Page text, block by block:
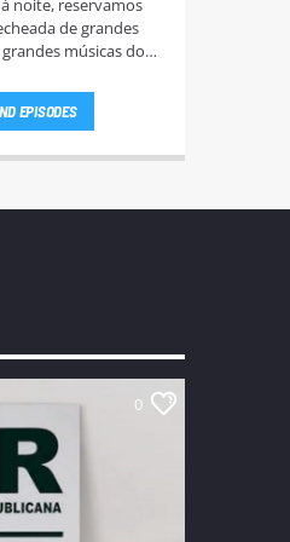
noite, reservamos
de grandes
EPISODES
0